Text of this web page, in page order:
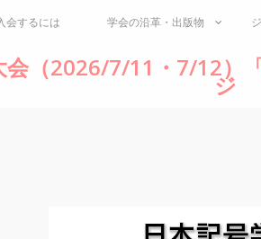
会するには 学会の沿革・出版物
会（2026/7/11・7/12）
ジ